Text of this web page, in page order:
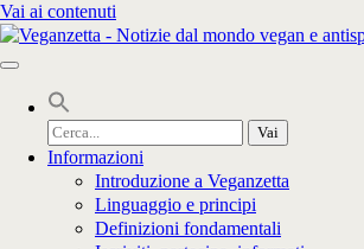
Vai ai contenuti
Cerca
per:
Informazioni
Introduzione a Veganzetta
Linguaggio e principi
Definizioni fondamentali